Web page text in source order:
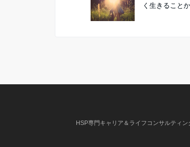
く生きること
HSP専門キャリア＆ライフコンサルティン